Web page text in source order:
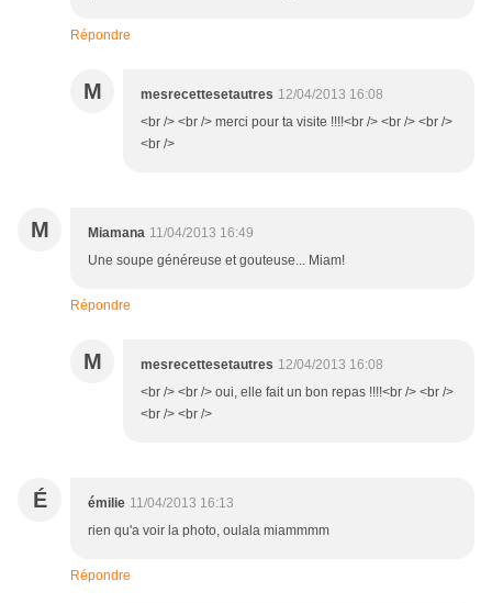
Répondre
M mesrecettesetautres 12/04/2013 16:08
<br /> <br /> merci pour ta visite !!!!<br /> <br /> <br />
<br />
M Miamana 11/04/2013 16:49
Une soupe généreuse et gouteuse... Miam!
Répondre
M mesrecettesetautres 12/04/2013 16:08
<br /> <br /> oui, elle fait un bon repas !!!!<br /> <br />
<br /> <br />
É émilie 11/04/2013 16:13
rien qu'a voir la photo, oulala miammmm
Répondre